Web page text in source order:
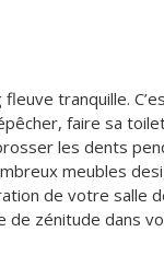
fleuve tranquille.
faire sa
les dents
meubles
de votre salle
de zénitude dans